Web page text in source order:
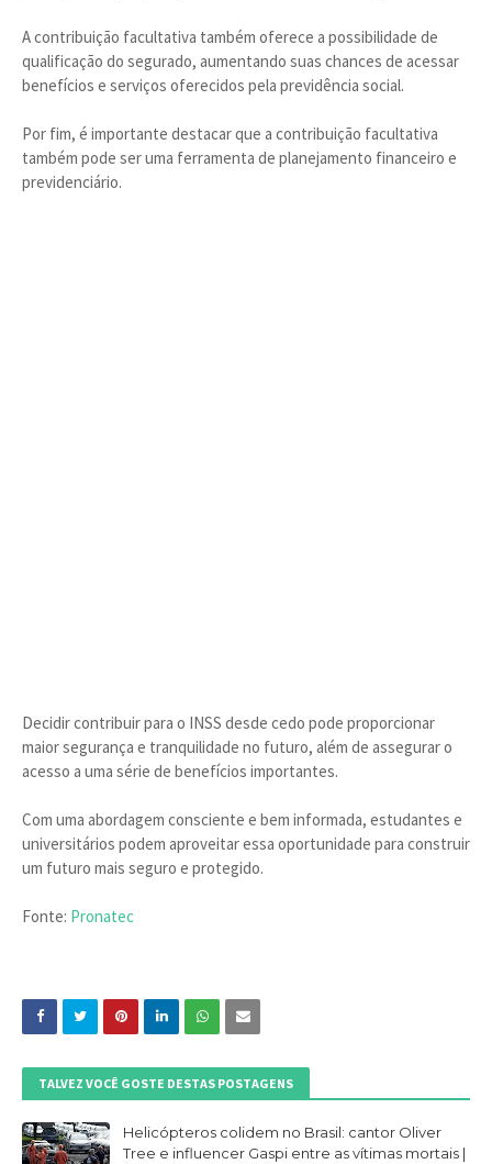
A contribuição facultativa também oferece a possibilidade de
qualificação do segurado, aumentando suas chances de acessar
benefícios e serviços oferecidos pela previdência social.
Por fim, é importante destacar que a contribuição facultativa
também pode ser uma ferramenta de planejamento financeiro e
previdenciário.
Decidir contribuir para o INSS desde cedo pode proporcionar
maior segurança e tranquilidade no futuro, além de assegurar o
acesso a uma série de benefícios importantes.
Com uma abordagem consciente e bem informada, estudantes e
universitários podem aproveitar essa oportunidade para construir
um futuro mais seguro e protegido.
Fonte: Pronatec
TALVEZ VOCÊ GOSTE DESTAS POSTAGENS
Helicópteros colidem no Brasil: cantor Oliver
Tree e influencer Gaspi entre as vítimas mortais |